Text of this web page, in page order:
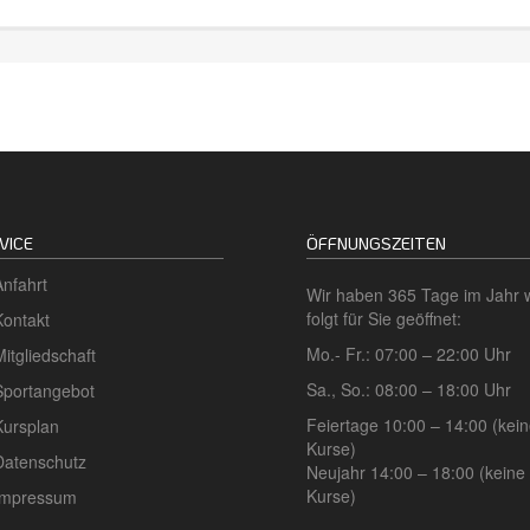
ÖFFNUNGSZEITEN
Wir haben 365 Tage im Jahr
folgt für Sie geöffnet:
Mo.- Fr.: 07:00 – 22:00 Uhr
Sa., So.: 08:00 – 18:00 Uhr
Feiertage 10:00 – 14:00
Kurse)
Neujahr 14:00 – 18:00 (keine
Kurse)